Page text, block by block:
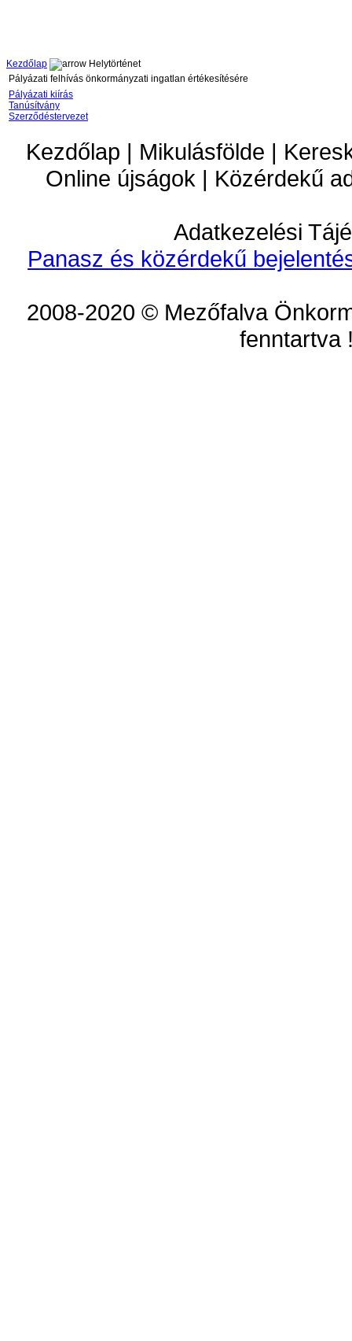
Kezdőlap
Helytörténet
Pályázati felhívás önkormányzati ingatlan értékesítésére
Pályázati kiírás
Tanúsítvány
Szerződéstervezet
Kezdőlap | Mikulásfölde |
Online újságok | Közérdekű
Adatkezelési
Panasz és közérdekű
2008-2020 © Mezőfalva
fenntartva